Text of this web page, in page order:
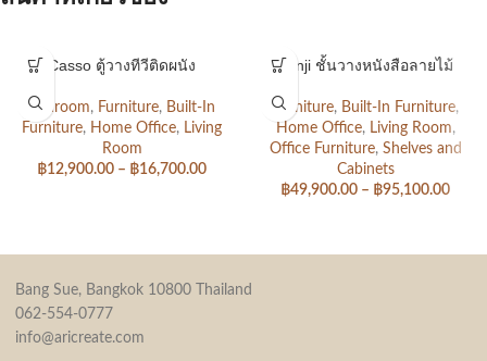
Casso ตู้วางทีวีติดผนัง
Bedroom, Furniture, Built-In
Furniture, Home Office, Living
Room
฿12,900.00 – ฿16,700.00
Kenji ชั้นวางหนังสือลายไม้
Furniture, Built-In Furniture,
Home Office, Living Room,
Office Furniture, Shelves and
Cabinets
฿49,900.00 – ฿95,100.00
Bang Sue, Bangkok 10800 Thailand
062-554-0777
info@aricreate.com